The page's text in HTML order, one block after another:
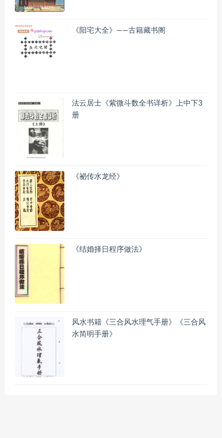
《阳宅大全》——古籍藏书阁
法云居士《紫微斗数全书详析》上中下3
册
《祕传水龙经》
《结婚择日程序做法》
风水书籍《三合风水理气手册》《三合风
水简明手册》